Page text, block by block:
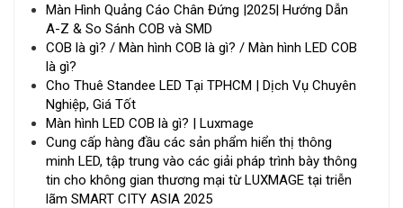
Màn Hình Quảng Cáo Chân Đứng |2025| Hướng Dẫn
A-Z & So Sánh COB và SMD
COB là gì? / Màn hình COB là gì? / Màn hình LED COB
là gì?
Cho Thuê Standee LED Tại TPHCM | Dịch Vụ Chuyên
Nghiệp, Giá Tốt
Màn hình LED COB là gì? | Luxmage
Cung cấp hàng đầu các sản phẩm hiển thị thông
minh LED, tập trung vào các giải pháp trình bày thông
tin cho không gian thương mại từ LUXMAGE tại triễn
lãm SMART CITY ASIA 2025